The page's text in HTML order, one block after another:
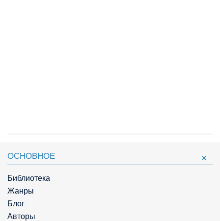
ОСНОВНОЕ
Библиотека
Жанры
Блог
Авторы